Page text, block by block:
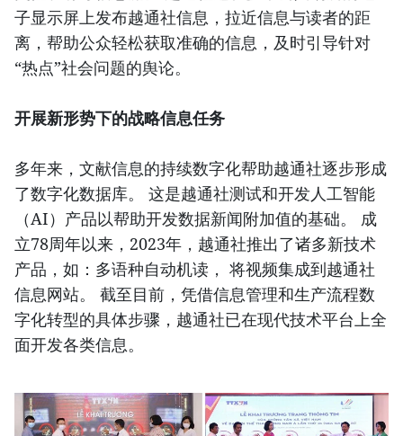
子显示屏上发布越通社信息，拉近信息与读者的距
离，帮助公众轻松获取准确的信息，及时引导针对
“热点”社会问题的舆论。
开展新形势下的战略信息任务
多年来，文献信息的持续数字化帮助越通社逐步形成
了数字化数据库。 这是越通社测试和开发人工智能
（AI）产品以帮助开发数据新闻附加值的基础。 成
立78周年以来，2023年，越通社推出了诸多新技术
产品，如：多语种自动机读， 将视频集成到越通社
信息网站。 截至目前，凭借信息管理和生产流程数
字化转型的具体步骤，越通社已在现代技术平台上全
面开发各类信息。